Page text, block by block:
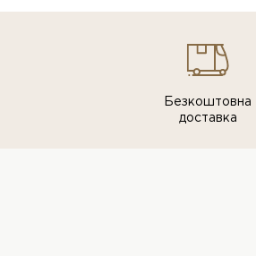
Безкоштовна
доставка